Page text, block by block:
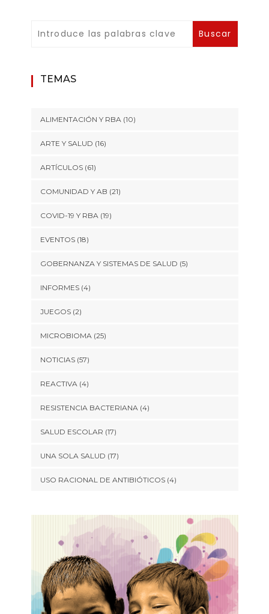
TEMAS
ALIMENTACIÓN Y RBA(10)
ARTE Y SALUD (16)
ARTÍCULOS(61)
COMUNIDAD Y AB (21)
COVID-19 Y RBA(19)
EVENTOS(18)
GOBERNANZA Y SISTEMAS DE SALUD (5)
INFORMES(4)
JUEGOS(2)
MICROBIOMA(25)
NOTICIAS(57)
REACTIVA(4)
RESISTENCIA BACTERIANA(4)
SALUD ESCOLAR (17)
UNA SOLA SALUD (17)
USO RACIONAL DE ANTIBIÓTICOS(4)